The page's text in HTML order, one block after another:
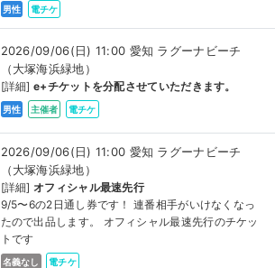
男性 電チケ
2026/09/06(日) 11:00 愛知 ラグーナビーチ
（大塚海浜緑地）
[詳細]e+チケットを分配させていただきます。
男性 主催者 電チケ
2026/09/06(日) 11:00 愛知 ラグーナビーチ
（大塚海浜緑地）
[詳細]オフィシャル最速先行
9/5〜6の2日通し券です！ 連番相手がいけなくなっ
たので出品します。 オフィシャル最速先行のチケッ
トです
名義なし 電チケ